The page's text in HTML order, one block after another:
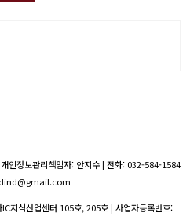
인정보관리책임자: 안지수 | 전화: 032-584-1584
지식산업센터 105호, 205호 | 사업자등록번호: